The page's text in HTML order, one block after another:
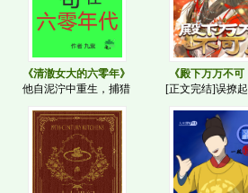
《清澈女大的六零年》
他自泥泞中重生，捕猎
《殿下万万不可
[正文完结]误撩